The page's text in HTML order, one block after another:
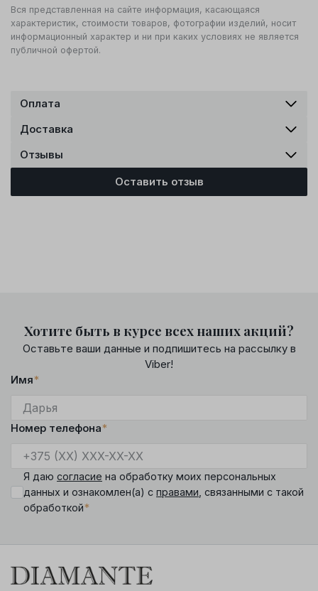
Вся представленная на сайте информация, касающаяся
характеристик, стоимости товаров, фотографии изделий, носит
информационный характер и ни при каких условиях не является
публичной офертой.
Оплата
Доставка
Отзывы
Оставить отзыв
Хотите быть в курсе всех наших акций?
Оставьте ваши данные и подпишитесь на рассылку в
Viber!
Имя*
Номер телефона*
Я даю согласие на обработку моих персональных
данных и ознакомлен(а) с правами , связанными с такой
обработкой*